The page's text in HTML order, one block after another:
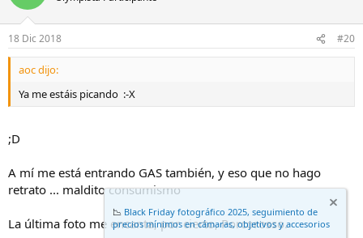
18 Dic 2018 #20
aoc dijo:
Ya me estáis picando :-X
;D
A mí me está entrando GAS también, y eso que no hago
retrato ... maldito consumismo
La última foto me encanta, por cierto, Porcorosso.
📉 Black Friday fotográfico 2025, seguimiento de
precios mínimos en cámaras, objetivos y accesorios